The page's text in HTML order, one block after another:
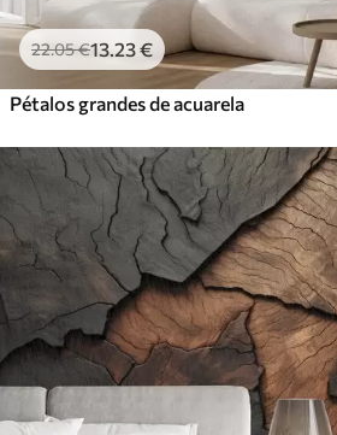
22.05€13.23€
Pétalos grandes de acuarela